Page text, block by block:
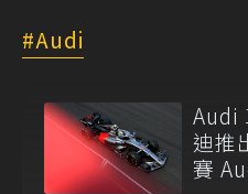
Audi
Audi
迪推
賽